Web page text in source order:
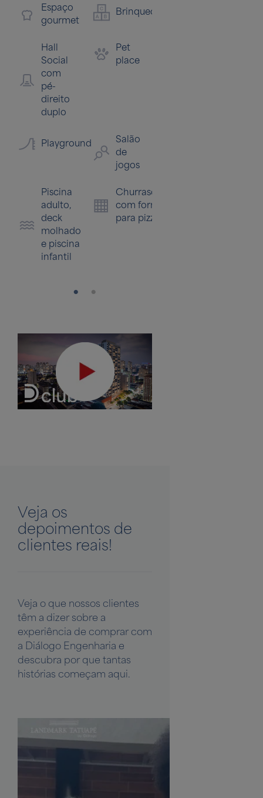
Espaço
gourmet
Brinquedoteca
Hall
Social
com
pé-
direito
duplo
Pet
place
Playground
Salão
de
jogos
Piscina
adulto,
deck
molhado
e piscina
infantil
Churrasqueira
com forno
para pizza
Veja os
depoimentos de
clientes reais!
Veja o que nossos clientes
têm a dizer sobre a
experiência de comprar com
a Diálogo Engenharia e
descubra por que tantas
histórias começam aqui.